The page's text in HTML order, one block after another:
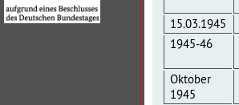
15.03.1945
1945-46
Oktober
1945